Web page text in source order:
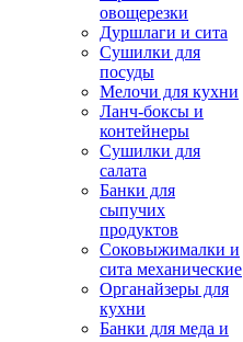
овощерезки
Дуршлаги и сита
Сушилки для
посуды
Мелочи для кухни
Ланч-боксы и
контейнеры
Сушилки для
салата
Банки для
сыпучих
продуктов
Соковыжималки и
сита механические
Органайзеры для
кухни
Банки для меда и